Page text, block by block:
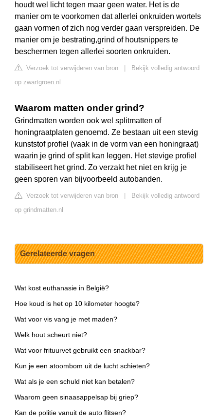
houdt wel licht tegen maar geen water. Het is de
manier om te voorkomen dat allerlei onkruiden wortels
gaan vormen of zich nog verder gaan verspreiden. De
manier om je bestrating,grind of houtsnippers te
beschermen tegen allerlei soorten onkruiden.
Verzoek tot verwijderen van bron
Bekijk volledig antwoord
op zwartgroen.nl
Waarom matten onder grind?
Grindmatten worden ook wel splitmatten of
honingraatplaten genoemd. Ze bestaan uit een stevig
kunststof profiel (vaak in de vorm van een honingraat)
waarin je grind of split kan leggen. Het stevige profiel
stabiliseert het grind. Zo verzakt het niet en krijg je
geen sporen van bijvoorbeeld autobanden.
Verzoek tot verwijderen van bron
Bekijk volledig antwoord
op grindmatten.nl
Gerelateerde vragen
Wat kost euthanasie in België?
Hoe koud is het op 10 kilometer hoogte?
Wat voor vis vang je met maden?
Welk hout scheurt niet?
Wat voor frituurvet gebruikt een snackbar?
Kun je een atoombom uit de lucht schieten?
Wat als je een schuld niet kan betalen?
Waarom geen sinaasappelsap bij griep?
Kan de politie vanuit de auto flitsen?